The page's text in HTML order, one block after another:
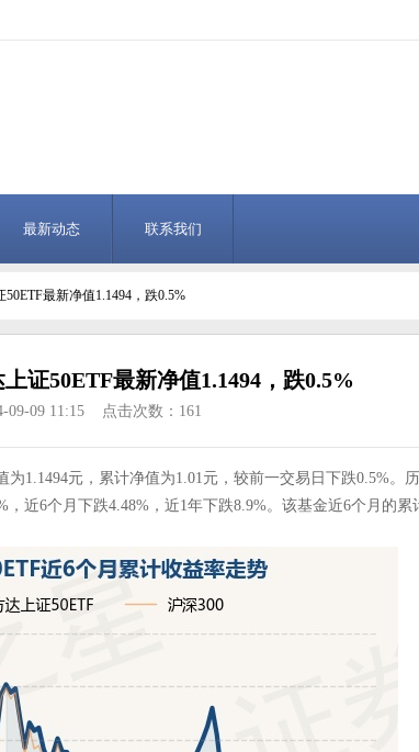
最新动态 联系我们
最新净值1.1494，跌0.5%
证50ETF最新净值1.1494，跌0.5%
09-09 11:15 点击次数：161
1.1494元，累计净值为1.01元，较前一交易日下跌0.5%。
近6个月下跌4.48%，近1年下跌8.9%。该基金近6个月的累